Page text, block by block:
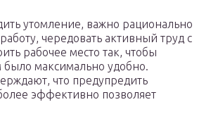
утомление, важно рационально
чередовать активный труд с
рабочее место так, чтобы
было максимально удобно.
что предупредить
эффективно позволяет